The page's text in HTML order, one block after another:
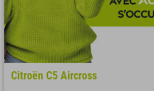
Citroën C5 Aircross